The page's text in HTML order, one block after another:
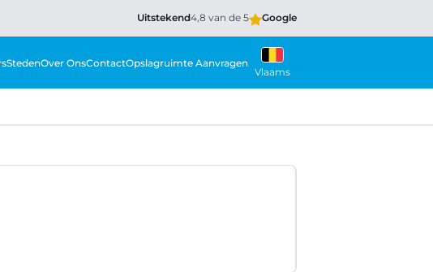
Uitstekend4,8 van de 5 Google
StedenOver OnsContactOpslagruimte Aanvragen
Vlaams